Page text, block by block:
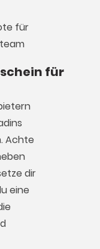
für
für
Achte
dir
eine